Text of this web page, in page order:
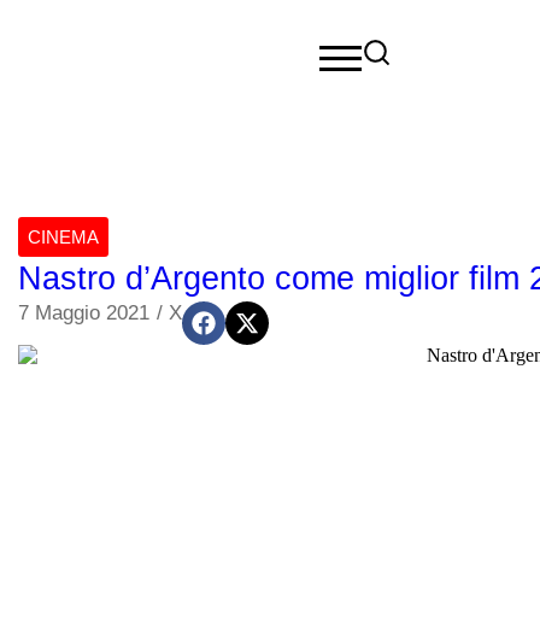
CINEMA
Nastro d’Argento come miglior film
7 Maggio 2021 / X